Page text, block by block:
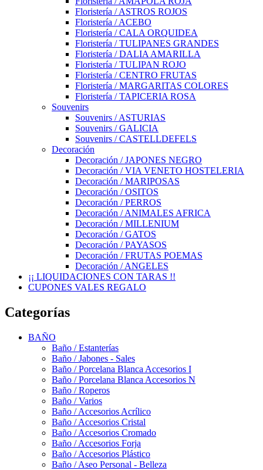
Floristería / ASTROS ROJOS
Floristería / ACEBO
Floristería / CALA ORQUIDEA
Floristería / TULIPANES GRANDES
Floristería / DALIA AMARILLA
Floristería / TULIPAN ROJO
Floristería / CENTRO FRUTAS
Floristería / MARGARITAS COLORES
Floristería / TAPICERIA ROSA
Souvenirs
Souvenirs / ASTURIAS
Souvenirs / GALICIA
Souvenirs / CASTELLDEFELS
Decoración
Decoración / JAPONES NEGRO
Decoración / VIA VENETO HOSTELERIA
Decoración / MARIPOSAS
Decoración / OSITOS
Decoración / PERROS
Decoración / ANIMALES AFRICA
Decoración / MILLENIUM
Decoración / GATOS
Decoración / PAYASOS
Decoración / FRUTAS POEMAS
Decoración / ANGELES
¡¡ LIQUIDACIONES CON TARAS !!
CUPONES VALES REGALO
Categorías
BAÑO
Baño / Estanterías
Baño / Jabones - Sales
Baño / Porcelana Blanca Accesorios I
Baño / Porcelana Blanca Accesorios N
Baño / Roperos
Baño / Varios
Baño / Accesorios Acrílico
Baño / Accesorios Cristal
Baño / Accesorios Cromado
Baño / Accesorios Forja
Baño / Accesorios Plástico
Baño / Aseo Personal - Belleza